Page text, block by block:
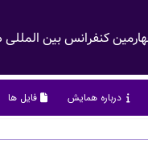
کنفرانس بین المللی
درباره همایش فایل ها